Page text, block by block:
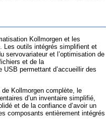
Kollmorgen et les
Les outils intégrés simplifient et
servovariateur et l’optimisation de
et de la
permettant d’accueillir des
de Kollmorgen complète, le
d’un inventaire simplifié,
et de la confiance d’avoir un
composants entièrement intégrés